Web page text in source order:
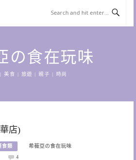
の食在玩味
美食 | 旅遊 | 親子 | 時尚
店)
食類
希薇亞の食在玩味
4